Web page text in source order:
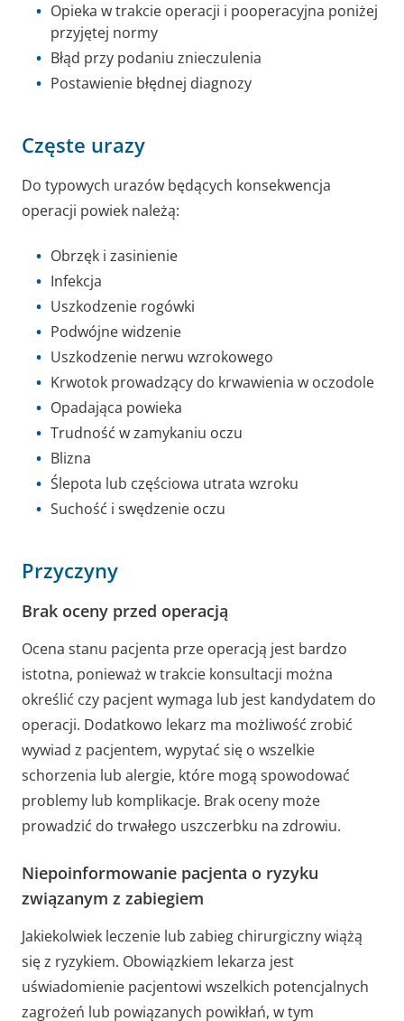
Opieka w trakcie operacji i pooperacyjna poniżej
przyjętej normy
Błąd przy podaniu znieczulenia
Postawienie błędnej diagnozy
Częste urazy
Do typowych urazów będących konsekwencja
operacji powiek należą:
Obrzęk i zasinienie
Infekcja
Uszkodzenie rogówki
Podwójne widzenie
Uszkodzenie nerwu wzrokowego
Krwotok prowadzący do krwawienia w oczodole
Opadająca powieka
Trudność w zamykaniu oczu
Blizna
Ślepota lub częściowa utrata wzroku
Suchość i swędzenie oczu
Przyczyny
Brak oceny przed operacją
Ocena stanu pacjenta prze operacją jest bardzo
istotna, ponieważ w trakcie konsultacji można
określić czy pacjent wymaga lub jest kandydatem do
operacji. Dodatkowo lekarz ma możliwość zrobić
wywiad z pacjentem, wypytać się o wszelkie
schorzenia lub alergie, które mogą spowodować
problemy lub komplikacje. Brak oceny może
prowadzić do trwałego uszczerbku na zdrowiu.
Niepoinformowanie pacjenta o ryzyku
związanym z zabiegiem
Jakiekolwiek leczenie lub zabieg chirurgiczny wiążą
się z ryzykiem. Obowiązkiem lekarza jest
uświadomienie pacjentowi wszelkich potencjalnych
zagrożeń lub powiązanych powikłań, w tym